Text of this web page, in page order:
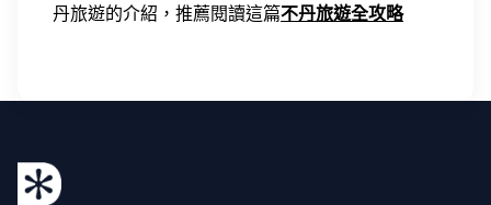
丹旅遊的介紹，推薦閱讀這篇不丹旅遊全攻略